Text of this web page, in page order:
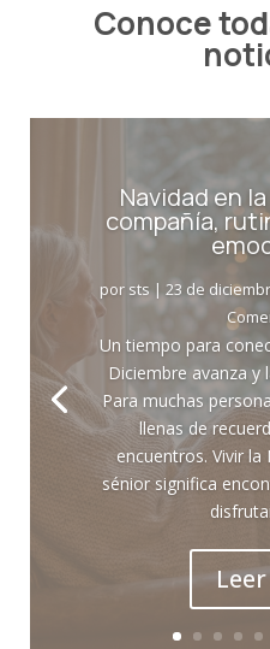
Conoce
Navidad en
compañía,
por sts | 23 de
Un tiempo para
Diciembre avanza y
Para muchas
llenas de
encuentros. Vivir
sénior significa